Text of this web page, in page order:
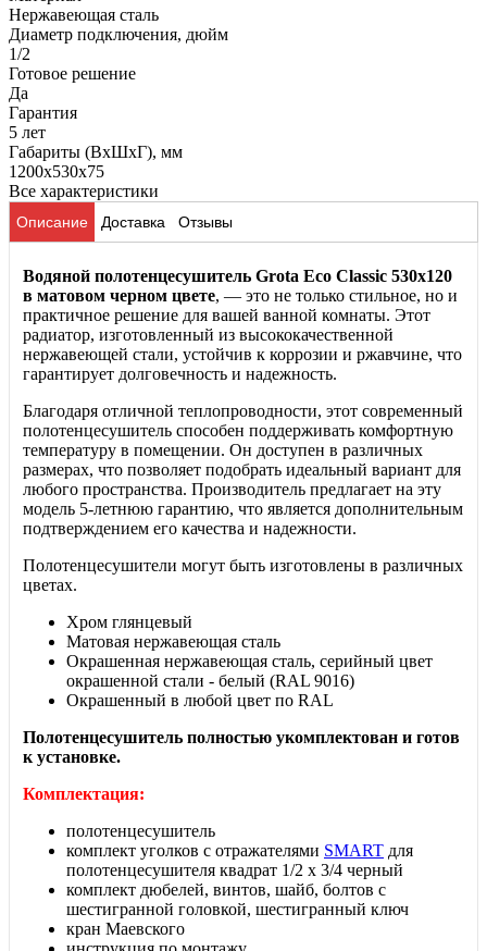
Нержавеющая сталь
Диаметр подключения, дюйм
1/2
Готовое решение
Да
Гарантия
5 лет
Габариты (ВхШхГ), мм
1200x530x75
Все характеристики
Описание Доставка Отзывы
Водяной полотенцесушитель Grota Eco Classic 530x120
в матовом черном цвете, — это не только стильное, но и
практичное решение для вашей ванной комнаты. Этот
радиатор, изготовленный из высококачественной
нержавеющей стали, устойчив к коррозии и ржавчине, что
гарантирует долговечность и надежность.
Благодаря отличной теплопроводности, этот современный
полотенцесушитель способен поддерживать комфортную
температуру в помещении. Он доступен в различных
размерах, что позволяет подобрать идеальный вариант для
любого пространства. Производитель предлагает на эту
модель 5-летнюю гарантию, что является дополнительным
подтверждением его качества и надежности.
Полотенцесушители могут быть изготовлены в различных
цветах.
Хром глянцевый
Матовая нержавеющая сталь
Окрашенная нержавеющая сталь, серийный цвет
окрашенной стали - белый (RAL 9016)
Окрашенный в любой цвет по RAL
Полотенцесушитель полностью укомплектован и готов
к установке.
Комплектация:
полотенцесушитель
комплект уголков с отражателями SMART для
полотенцесушителя квадрат 1/2 х 3/4 черный
комплект дюбелей, винтов, шайб, болтов с
шестигранной головкой, шестигранный ключ
кран Маевского